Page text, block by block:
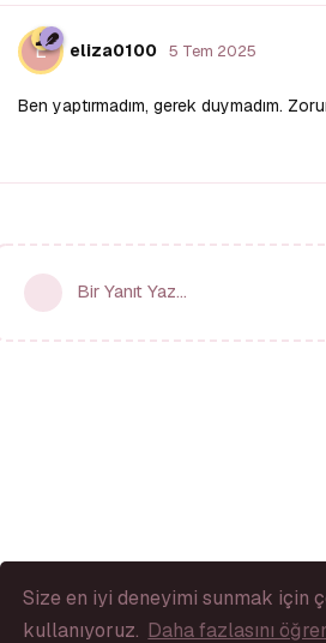
Size en iyi deneyimi sunmak için
kullanıyoruz. Daha fazlasını
E eliza0100 5 Tem 2025
Ben yaptırmadım, gerek duymadım.
Bir Yanıt Yaz...